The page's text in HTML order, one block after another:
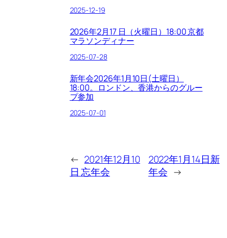
2025-12-19
2026年2月17 日（火曜日）18:00 京都
マラソンディナー
2025-07-28
新年会2026年1月10日(土曜日）
18:00。ロンドン、香港からのグルー
プ参加
2025-07-01
← 2021年12月10
日 忘年会
2022年1月14日新
年会 →